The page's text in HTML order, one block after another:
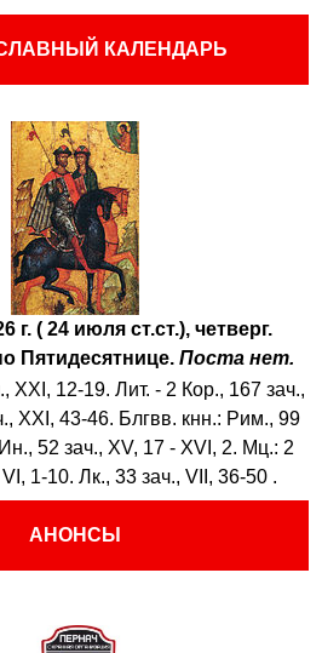
КАЛЕНДАРЬ
г. ( 24 июля ст.ст.), четверг.
Пятидесятнице. Поста нет.
XXI, 12-19. Лит. - 2 Кор., 167 зач.,
XXI, 43-46. Блгвв. кнн.: Рим., 99
Ин., 52 зач., XV, 17 - XVI, 2. Мц.: 2
1-10. Лк., 33 зач., VII, 36-50 .
АНОНСЫ